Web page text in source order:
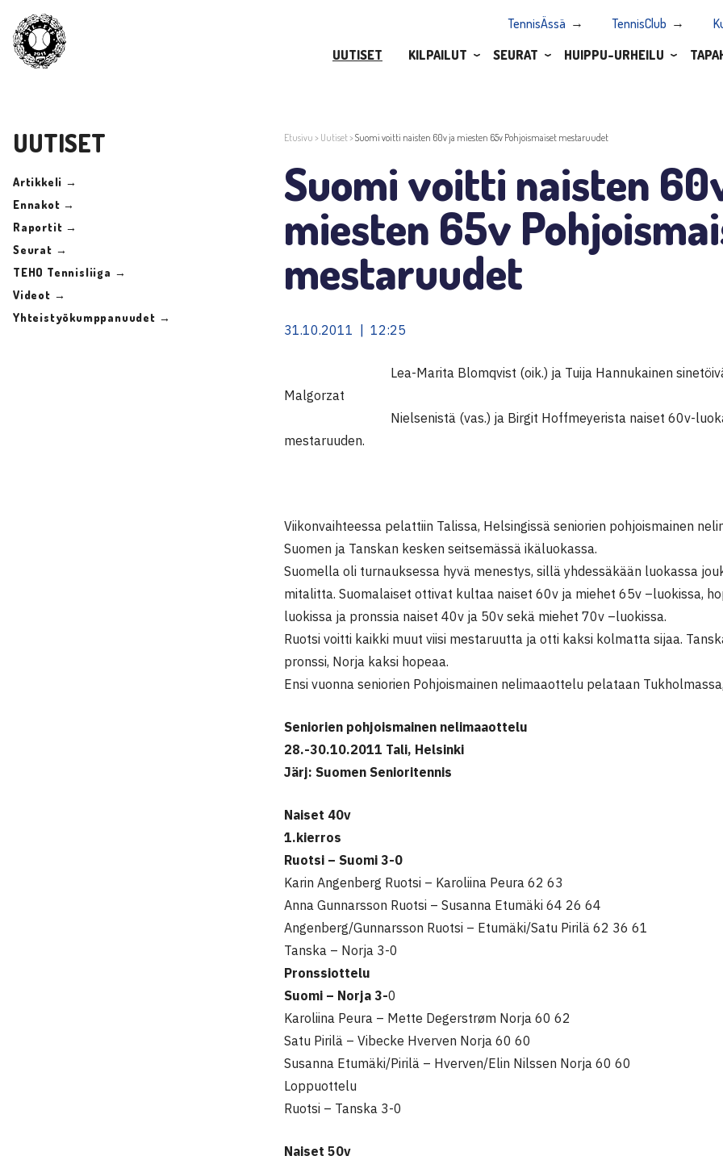
TennisÄssä TennisClub
UUTISET
KILPAILUT SEURAT HUIPPU-URHEILU
UUTISET
Artikkeli →
Ennakot →
Raportit →
Seurat →
TEHO Tennisliiga →
Videot →
Yhteistyökumppanuudet →
Etusivu > Uutiset>Suomi voitti naisten 60v ja miesten 65v Pohjoismaiset mestaruudet
Suomi voitti naisten
miesten 65v
mestaruudet
31.10.2011 | 12:25
Lea-Marita Blomqvist (oik.) ja Tuija Hannukainen sinetöivät
Malgorzat
Nielsenistä (vas.) ja Birgit Hoffmeyerista naiset 60v-luokan
mestaruuden.
Viikonvaihteessa pelattiin Talissa, Helsingissä seniorien pohjoismainen
Suomen ja Tanskan kesken seitsemässä ikäluokassa.
Suomella oli turnauksessa hyvä menestys, sillä yhdessäkään luokassa
mitalitta. Suomalaiset ottivat kultaa naiset 60v ja miehet 65v –luokissa,
luokissa ja pronssia naiset 40v ja 50v sekä miehet 70v –luokissa.
Ruotsi voitti kaikki muut viisi mestaruutta ja otti kaksi kolmatta sijaa.
pronssi, Norja kaksi hopeaa.
Ensi vuonna seniorien Pohjoismainen nelimaaottelu pelataan
Seniorien pohjoismainen nelimaaottelu
28.-30.10.2011 Tali, Helsinki
Järj: Suomen Senioritennis
Naiset 40v
1.kierros
Ruotsi – Suomi 3-0
Karin Angenberg Ruotsi – Karoliina Peura 62 63
Anna Gunnarsson Ruotsi – Susanna Etumäki 64 26 64
Angenberg/Gunnarsson Ruotsi – Etumäki/Satu Pirilä 62 36 61
Tanska – Norja 3-0
Pronssiottelu
Suomi – Norja 3-0
Karoliina Peura – Mette Degerstrøm Norja 60 62
Satu Pirilä – Vibecke Hverven Norja 60 60
Susanna Etumäki/Pirilä – Hverven/Elin Nilssen Norja 60 60
Loppuottelu
Ruotsi – Tanska 3-0
Naiset 50v